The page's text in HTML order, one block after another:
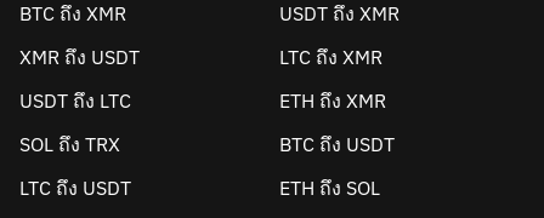
BTC ถึง XMR
USDT ถึง XMR
XMR ถึง USDT
LTC ถึง XMR
USDT ถึง LTC
ETH ถึง XMR
SOL ถึง TRX
BTC ถึง USDT
LTC ถึง USDT
ETH ถึง SOL